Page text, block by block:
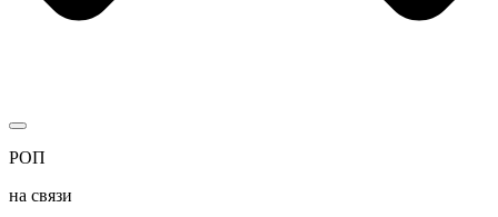
РОП
на связи